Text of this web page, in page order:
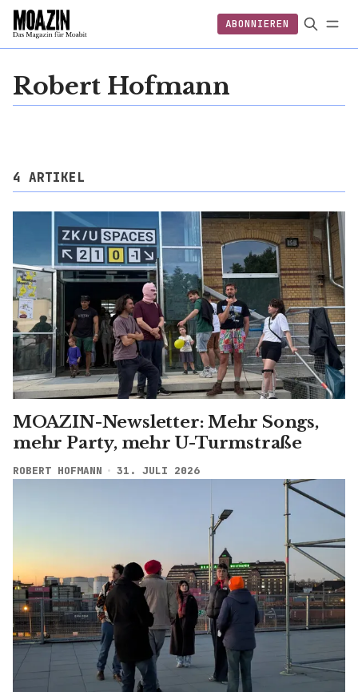
ABONNIEREN
EINLOGGEN
ABONNIEREN FOLGEN
Robert Hofmann
4 ARTIKEL
MOAZIN-Newsletter: Mehr Songs,
mehr Party, mehr U-Turmstraße
ROBERT HOFMANN 31. JULI 2026